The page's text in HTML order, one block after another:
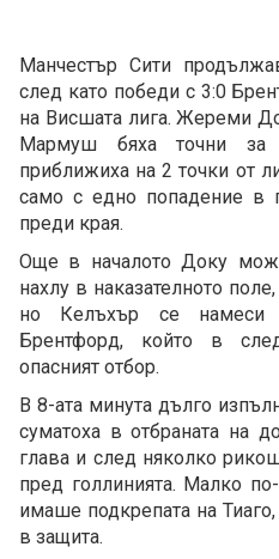
Манчестър Сити
след като победи с 3:0
на Висшата лига. Жереми
Мармуш бяха точни за
приближиха на 2 точки от
само с едно попадение в
преди края.
Още в началото Доку
нахлу в наказателното
но Келъхър се намеси
Брентфорд, който в
опасният отбор.
В 8-ата минута дълго
суматоха в отбраната на
глава и след няколко
пред голлинията. Малко
имаше подкрепата на
в защита.